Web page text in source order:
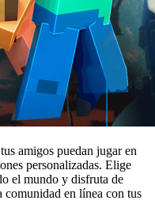
amigos puedan jugar en
personalizadas. Elige
el mundo y disfruta de
comunidad en línea con tus